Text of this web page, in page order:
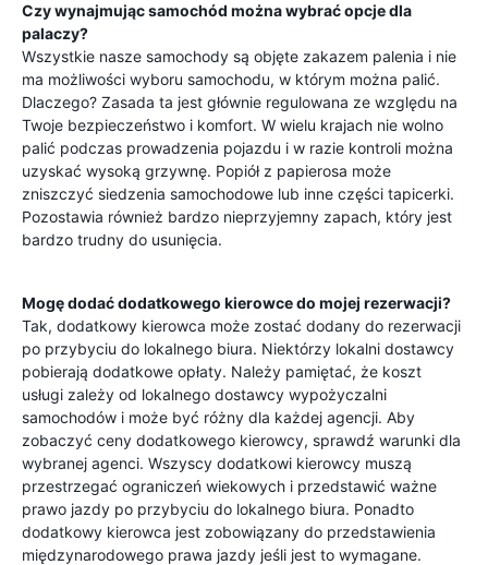
Czy wynajmując samochód można wybrać opcje dla
palaczy?
Wszystkie nasze samochody są objęte zakazem palenia i nie
ma możliwości wyboru samochodu, w którym można palić.
Dlaczego? Zasada ta jest głównie regulowana ze względu na
Twoje bezpieczeństwo i komfort. W wielu krajach nie wolno
palić podczas prowadzenia pojazdu i w razie kontroli można
uzyskać wysoką grzywnę. Popiół z papierosa może
zniszczyć siedzenia samochodowe lub inne części tapicerki.
Pozostawia również bardzo nieprzyjemny zapach, który jest
bardzo trudny do usunięcia.
Mogę dodać dodatkowego kierowce do mojej rezerwacji?
Tak, dodatkowy kierowca może zostać dodany do rezerwacji
po przybyciu do lokalnego biura. Niektórzy lokalni dostawcy
pobierają dodatkowe opłaty. Należy pamiętać, że koszt
usługi zależy od lokalnego dostawcy wypożyczalni
samochodów i może być różny dla każdej agencji. Aby
zobaczyć ceny dodatkowego kierowcy, sprawdź warunki dla
wybranej agenci. Wszyscy dodatkowi kierowcy muszą
przestrzegać ograniczeń wiekowych i przedstawić ważne
prawo jazdy po przybyciu do lokalnego biura. Ponadto
dodatkowy kierowca jest zobowiązany do przedstawienia
międzynarodowego prawa jazdy jeśli jest to wymagane.